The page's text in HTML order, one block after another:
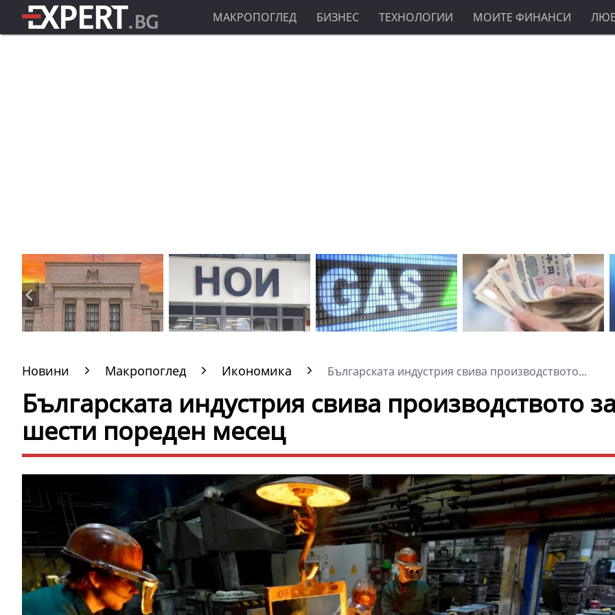
МАКРОПОГЛЕД БИЗНЕС ТЕХНОЛОГИИ МОИТЕ ФИНАНСИ
Новини Макропоглед Икономика Българската индустрия свива производството...
Българската индустрия свива производството
шести пореден месец